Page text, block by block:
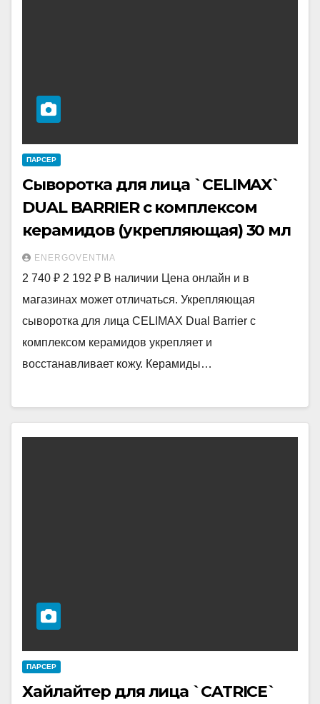
ПАРСЕР
Сыворотка для лица `CELIMAX`
DUAL BARRIER с комплексом
керамидов (укрепляющая) 30 мл
ENERGOVENTMA
2 740 ₽ 2 192 ₽ В наличии Цена онлайн и в
магазинах может отличаться. Укрепляющая
сыворотка для лица CELIMAX Dual Barrier с
комплексом керамидов укрепляет и
восстанавливает кожу. Керамиды…
ПАРСЕР
Хайлайтер для лица `CATRICE`